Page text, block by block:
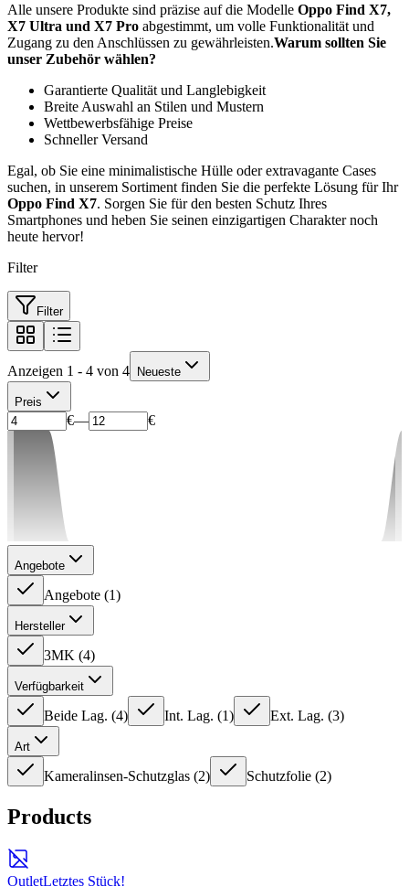
Alle unsere Produkte sind präzise auf die Modelle Oppo Find X7,
X7 Ultra und X7 Pro abgestimmt, um volle Funktionalität und
Zugang zu den Anschlüssen zu gewährleisten.Warum sollten Sie
unser Zubehör wählen?
Garantierte Qualität und Langlebigkeit
Breite Auswahl an Stilen und Mustern
Wettbewerbsfähige Preise
Schneller Versand
Egal, ob Sie eine minimalistische Hülle oder extravagante Cases
suchen, in unserem Sortiment finden Sie die perfekte Lösung für Ihr
Oppo Find X7. Sorgen Sie für den besten Schutz Ihres
Smartphones und heben Sie seinen einzigartigen Charakter noch
heute hervor!
Filter
Filter
Anzeigen 1 - 4 von 4 Neueste
Preis
€— €
Angebote
Angebote (1)
Hersteller
3MK (4)
Verfügbarkeit
Beide Lag. (4) Int. Lag. (1) Ext. Lag. (3)
Art
Kameralinsen-Schutzglas (2) Schutzfolie (2)
Products
OutletLetztes Stück!